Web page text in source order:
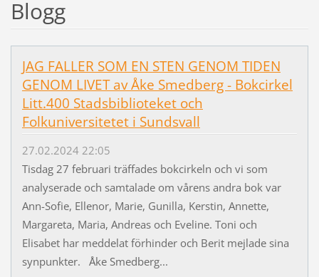
Blogg
JAG FALLER SOM EN STEN GENOM TIDEN
GENOM LIVET av Åke Smedberg - Bokcirkel
Litt.400 Stadsbiblioteket och
Folkuniversitetet i Sundsvall
27.02.2024 22:05
Tisdag 27 februari träffades bokcirkeln och vi som
analyserade och samtalade om vårens andra bok var
Ann-Sofie, Ellenor, Marie, Gunilla, Kerstin, Annette,
Margareta, Maria, Andreas och Eveline. Toni och
Elisabet har meddelat förhinder och Berit mejlade sina
synpunkter. Åke Smedberg...